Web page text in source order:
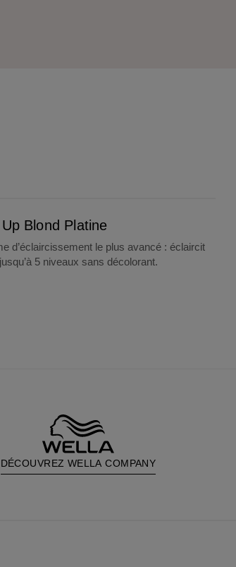
Blond Platine
d’éclaircissement le plus avancé : éclaircit
5 niveaux sans décolorant.
DÉCOUVREZ WELLA COMPANY